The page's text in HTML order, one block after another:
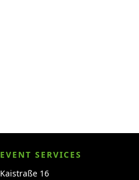
EVENT SERVICES
Kaistraße 16